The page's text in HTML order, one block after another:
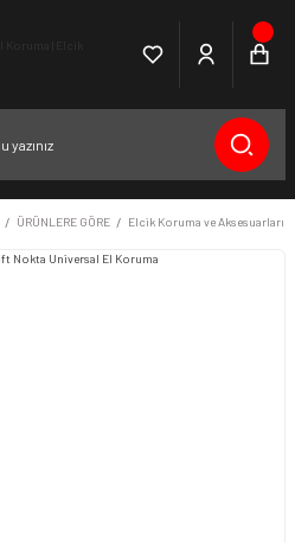
ÜRÜNLERE GÖRE Elcik Koruma ve Aksesuarları